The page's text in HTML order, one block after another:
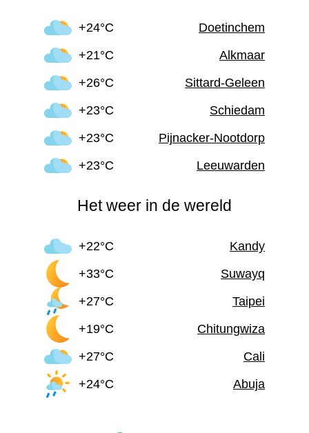
+24°C
Doetinchem
+21°C
Alkmaar
+26°C
Sittard-Geleen
+23°C
Schiedam
+23°C
Pijnacker-Nootdorp
+23°C
Leeuwarden
Het weer in de wereld
+22°C
Kandy
+33°C
Suwayq
+27°C
Taipei
+19°C
Chitungwiza
+27°C
Cali
+24°C
Abuja